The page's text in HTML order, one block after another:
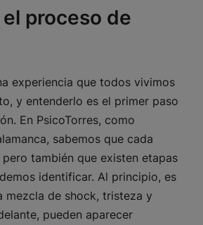
proceso de
experiencia que todos vivimos
y entenderlo es el primer paso
En PsicoTorres, como
sabemos que cada
también que existen etapas
identificar. Al principio, es
mezcla de shock, tristeza y
pueden aparecer